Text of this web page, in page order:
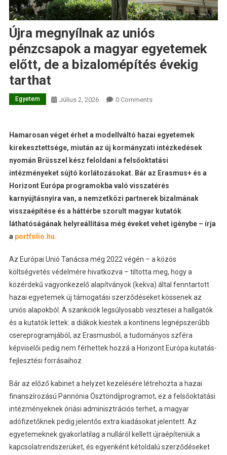
Újra megnyílnak az uniós
pénzcsapok a magyar egyetemek
előtt, de a bizalomépítés évekig
tarthat
Egyetem Július 2, 2026 0 Comments
Hamarosan véget érhet a modellváltó hazai egyetemek
kirekesztettsége, miután az új kormányzati intézkedések
nyomán Brüsszel kész feloldani a felsőoktatási
intézményeket sújtó korlátozásokat. Bár az Erasmus+ és a
Horizont Európa programokba való visszatérés
karnyújtásnyira van, a nemzetközi partnerek bizalmának
visszaépítése és a háttérbe szorult magyar kutatók
láthatóságának helyreállítása még éveket vehet igénybe – írja
a portfolio.hu.
Az Európai Unió Tanácsa még 2022 végén – a közös
költségvetés védelmére hivatkozva – tiltotta meg, hogy a
közérdekű vagyonkezelő alapítványok (kekva) által fenntartott
hazai egyetemek új támogatási szerződéseket kössenek az
uniós alapokból. A szankciók legsúlyosabb vesztesei a hallgatók
és a kutatók lettek: a diákok kiestek a kontinens legnépszerűbb
csereprogramjából, az Erasmusból, a tudományos szféra
képviselői pedig nem férhettek hozzá a Horizont Európa kutatás-
fejlesztési forrásaihoz.
Bár az előző kabinet a helyzet kezelésére létrehozta a hazai
finanszírozású Pannónia Ösztöndíjprogramot, ez a felsőoktatási
intézményeknek óriási adminisztrációs terhet, a magyar
adófizetőknek pedig jelentős extra kiadásokat jelentett. Az
egyetemeknek gyakorlatilag a nulláról kellett újraépíteniük a
kapcsolatrendszerüket, és egyenként kétoldalú szerződéseket